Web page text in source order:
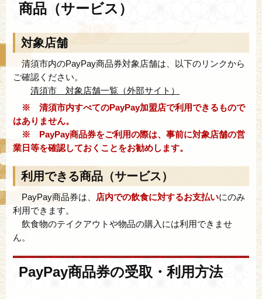
商品（サービス）
対象店舗
清須市内のPayPay商品券対象店舗は、以下のリンクから
ご確認ください。
清須市 対象店舗一覧（外部サイト）
※ 清須市内すべてのPayPay加盟店で利用できるもので
はありません。
※ PayPay商品券をご利用の際は、事前に対象店舗の営
業日等を確認しておくことをお勧めします。
利用できる商品（サービス）
PayPay商品券は、 店内での飲食に対するお支払いにのみ
利用できます。
飲食物のテイクアウトや物品の購入には利用できませ
ん。
PayPay商品券の受取・利用方法